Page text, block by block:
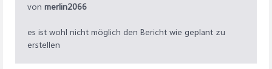
von merlin2066
es ist wohl nicht möglich den Bericht wie geplant zu
erstellen